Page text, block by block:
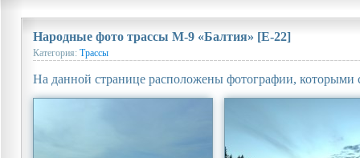
Народные фото трассы М-9 «Балтия» [Е-22]
Категория: Трассы
На данной странице расположены фотографии, которыми